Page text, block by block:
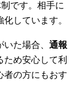
です。相手に
しています。
た場合、 通報
め安心して利
者の方にもおす